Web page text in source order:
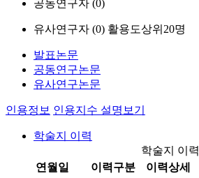
공동연구자 (0)
유사연구자 (0) 활용도상위20명
발표논문
공동연구논문
유사연구논문
인용정보 인용지수 설명보기
학술지 이력
학술지 이력
연월일
이력구분 이력상세